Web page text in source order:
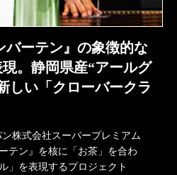
バーテン』の象徴的な
。静岡県産“アールグ
しい「クローバークラ
ン株式会社スーパープレミアム
テン』を核に「お茶」を合わ
」を表現するプロジェクト